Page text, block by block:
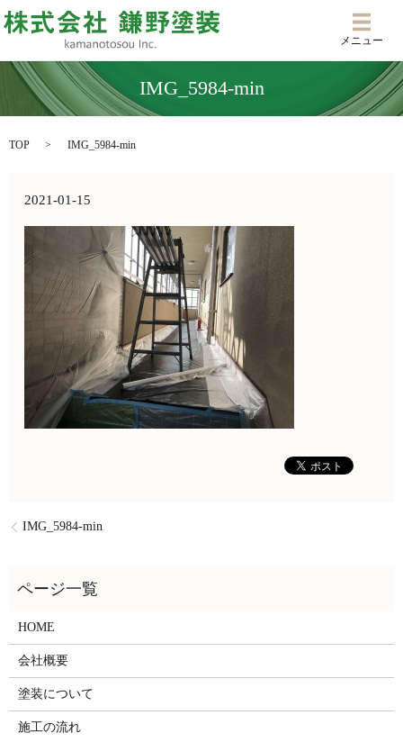
メニ
メニュー
IMG_5984-min
TOP IMG_5984-min
2021-01-15
IMG_5984-min
HOME
会社概要
塗装について
施工の流れ